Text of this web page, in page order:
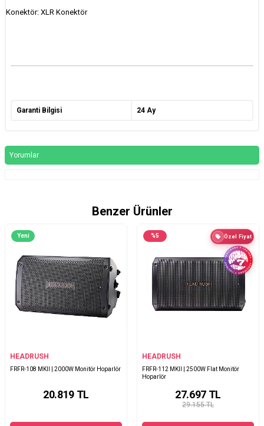
Konektör: XLR Konektör
Garanti Bilgisi 24 Ay
Yorumlar
Benzer Ürünler
Yeni
HEADRUSH
FRFR-108 MKII | 2000W Monitör Hoparlör
20.819TL
%5 Özel Fiyat
HEADRUSH
FRFR-112 MKII | 2500W Flat Monitör
Hoparlör
29.155 TL
27.697TL